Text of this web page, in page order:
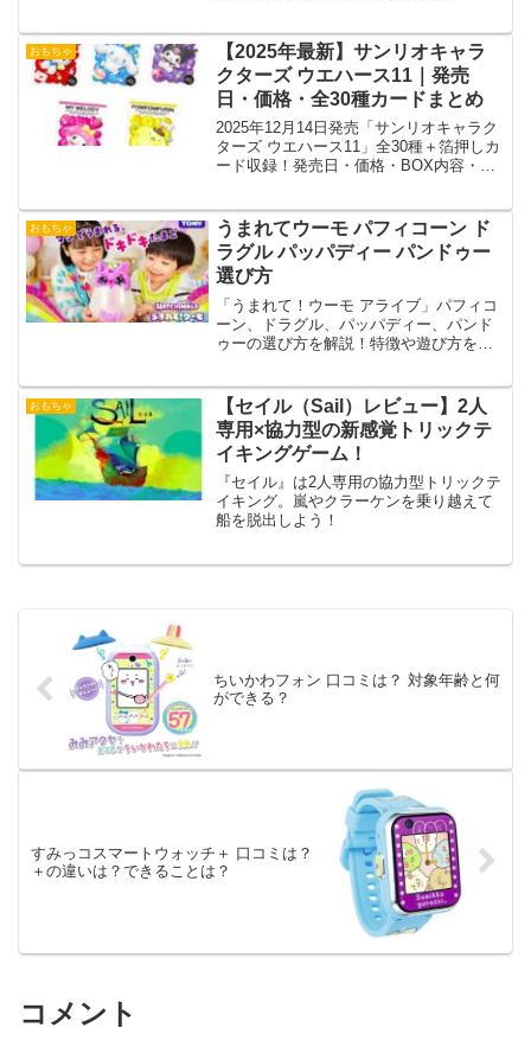
おもちゃ
【2025年最新】サンリオキャラ
クターズ ウエハース11｜発売
日・価格・全30種カードまとめ
2025年12月14日発売「サンリオキャラク
ターズ ウエハース11」全30種＋箔押しカ
ード収録！発売日・価格・BOX内容・販
おもちゃ
うまれてウーモ パフィコーン ド
ラグル パッパディー パンドゥー
選び方
「うまれて！ウーモ アライブ」パフィコ
ーン、ドラグル、パッパディー、パンド
ゥーの選び方を解説！特徴や遊び方を比
おもちゃ
【セイル（Sail）レビュー】2人
専用×協力型の新感覚トリックテ
イキングゲーム！
『セイル』は2人専用の協力型トリックテ
イキング。嵐やクラーケンを乗り越えて
船を脱出しよう！
ちいかわフォン 口コミは？ 対象年齢と何
ができる？
すみっコスマートウォッチ＋ 口コミは？
＋の違いは？できることは？
コメント